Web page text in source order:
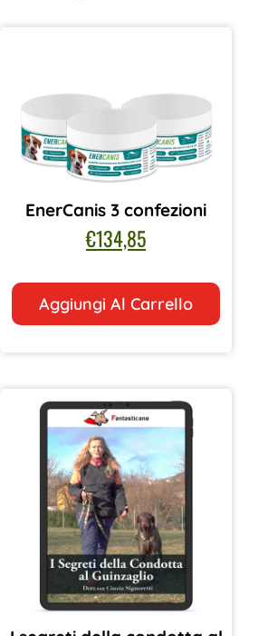
EnerCanis 3 confezioni
€134,85
Aggiungi Al Carrello